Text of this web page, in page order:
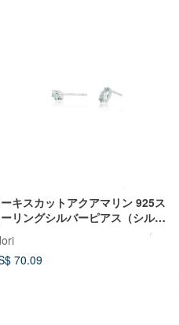
キスカットアクアマリン 925ス
リングシルバーピアス（シルバ
/ローズゴールド/18Kゴールド）|
アマリンシリーズ
70.09